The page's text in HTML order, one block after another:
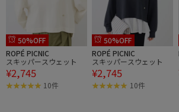
50%OFF
ROPÉ PICNIC
スキッパースウェット
¥2,745
10件
50%OFF
ROPÉ PICNIC
スキッパースウェット
¥2,745
10件